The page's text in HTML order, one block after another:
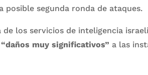
segunda ronda de ataques.
los servicios de inteligencia
“daños muy significativos” a las